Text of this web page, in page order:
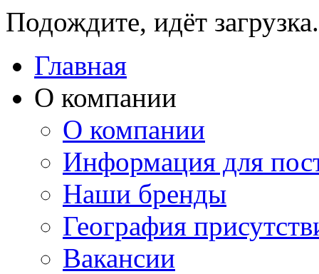
Подождите, идёт
Главная
О компании
О компании
Информация для
Наши бренды
География
Вакансии